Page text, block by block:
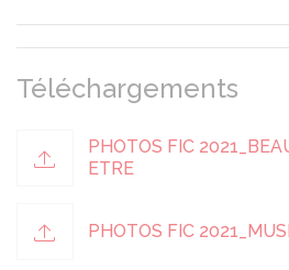
Téléchargements
PHOTOS FIC
ETRE
PHOTOS FIC